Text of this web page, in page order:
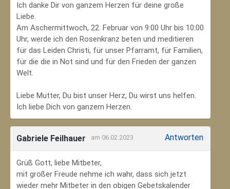
Ich danke Dir von ganzem Herzen für deine große
Liebe.
Am Aschermittwoch, 22. Februar von 9:00 Uhr bis 10:00
Uhr, werde ich den Rosenkranz beten und meditieren
für das Leiden Christi, für unser Pfarramt, für Familien,
für die die in Not sind und für den Frieden der ganzen
Welt.
Liebe Mutter, Du bist unser Herz, Du wirst uns helfen.
Ich liebe Dich von ganzem Herzen.
Gabriele Feilhauer am 06.02.2023 Antworten
Grüß Gott, liebe Mitbeter,
mit großer Freude nehme ich wahr, dass sich jetzt
wieder mehr Mitbeter in den obigen Gebetskalender